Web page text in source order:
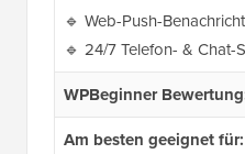
🔹 Web-Push-
🔹 24/7 Telefon- & Chat-
WPBeginner
Am besten geeignet für: